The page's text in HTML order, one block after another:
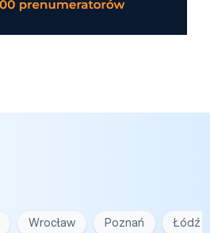
Wrocław Poznań Łódź